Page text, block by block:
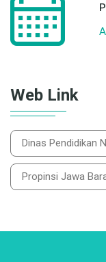
Web Link
Dinas Pendidikan
Propinsi Jawa